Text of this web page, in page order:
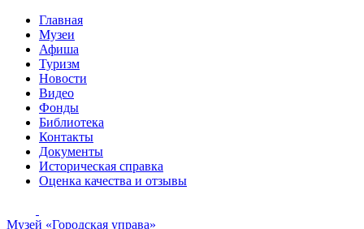
Главная
Музеи
Афиша
Туризм
Новости
Видео
Фонды
Библиотека
Контакты
Документы
Историческая справка
Оценка качества и отзывы
Музей «Городская управа»